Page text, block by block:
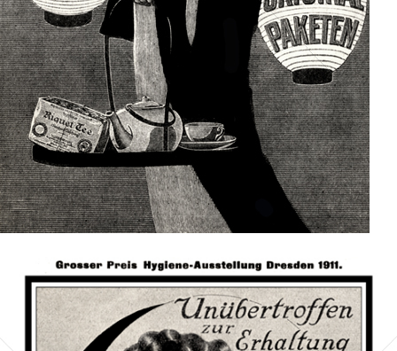
Bild-ID: 42331